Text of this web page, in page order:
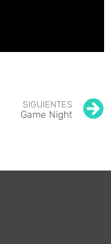
SIGUIENTES
Game Night